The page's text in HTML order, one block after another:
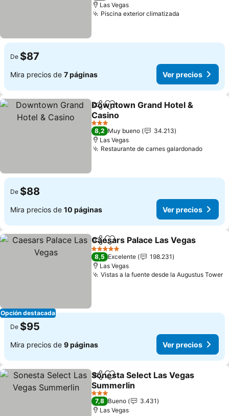
Las Vegas
Piscina exterior climatizada
De $87
Mira precios de 7 páginas Ver precios
CompartirAgregar a favoritos
Downtown Grand Hotel &
Casino
Ver precios
3 Estrellas
8,2 Muy bueno
34.213
Las Vegas
Restaurante de carnes galardonadoVer
De $88
Mira precios de 10 páginas Ver precios
Opción destacada
CompartirAgregar a favoritos
Caesars Palace Las Vegas
5 Estrellas
8,5 Excelente
198.231
Las Vegas
Vistas a la fuente desde la Augustus Tower
De $95
Mira precios de 9 páginas Ver precios
CompartirAgregar a favoritos
Sonesta Select Las Vegas
Summerlin
Ver precios
3 Estrellas
7,8 Bueno
3.431
Las Vegas